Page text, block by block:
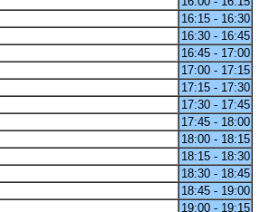
16:15 - 16:30
16:30 - 16:45
16:45 - 17:00
17:00 - 17:15
17:15 - 17:30
17:30 - 17:45
17:45 - 18:00
18:00 - 18:15
18:15 - 18:30
18:30 - 18:45
18:45 - 19:00
19:00 - 19:15